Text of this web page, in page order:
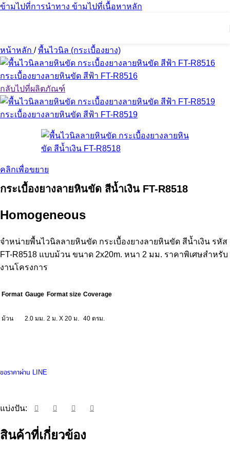
ข้ามไปที่การนำทาง ข้ามไปที่เนื้อหาหลัก
หน้าหลัก / พื้นไวนิล (กระเบื้องยาง)
กระเบื้องยางลายหินขัด สีฟ้า FT-R8516
กลับไปที่ผลิตภัณฑ์
กระเบื้องยางลายหินขัด สีฟ้า FT-R8519
คลิกเพื่อขยาย
กระเบื้องยางลายหินขัด สีน้ำเงิน FT-R8518
Homogeneous
จำหน่ายพื้นไวนิลลายหินขัด กระเบื้องยางลายหินขัด สีน้ำเงิน รหัส
FT-R8518 แบบม้วน ขนาด 2x20m. หนา 2 มม. ราคาพิเศษสำหรับ
งานโครงการ
Format Gauge Format size Coverage
ม้วน 2.0 มม. 2 ม. X 20 ม. 40 ตรม.
ขอราคาผ่าน LINE
แบ่งปัน:
สินค้าที่เกี่ยวข้อง